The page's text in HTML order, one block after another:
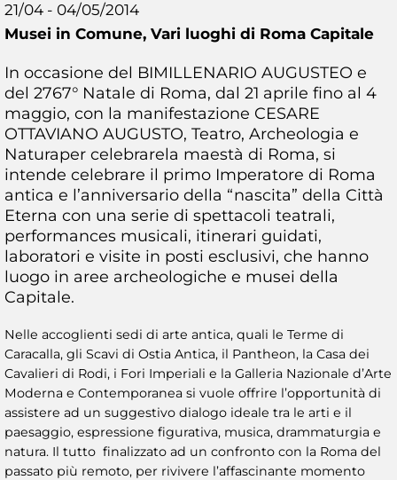
21/04 - 04/05/2014
Musei in Comune, Vari luoghi di Roma Capitale
In occasione del BIMILLENARIO AUGUSTEO e
del 2767° Natale di Roma, dal 21 aprile fino al 4
maggio, con la manifestazione CESARE
OTTAVIANO AUGUSTO, Teatro, Archeologia e
Naturaper celebrarela maestà di Roma, si
intende celebrare il primo Imperatore di Roma
antica e l’anniversario della “nascita” della Città
Eterna con una serie di spettacoli teatrali,
performances musicali, itinerari guidati,
laboratori e visite in posti esclusivi, che hanno
luogo in aree archeologiche e musei della
Capitale.
Nelle accoglienti sedi di arte antica, quali le Terme di
Caracalla, gli Scavi di Ostia Antica, il Pantheon, la Casa dei
Cavalieri di Rodi, i Fori Imperiali e la Galleria Nazionale d’Arte
Moderna e Contemporanea si vuole offrire l’opportunità di
assistere ad un suggestivo dialogo ideale tra le arti e il
paesaggio, espressione figurativa, musica, drammaturgia e
natura. Il tutto finalizzato ad un confronto con la Roma del
passato più remoto, per rivivere l’affascinante momento